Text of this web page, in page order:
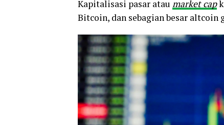
Kapitalisasi pasar atau market cap
Bitcoin, dan sebagian besar